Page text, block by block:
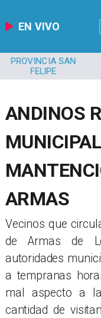
EN VIVO
PROVINCIA SAN
FELIPE
ANDINOS
ARMAS
Vecinos que
de Armas de
autoridades
a tempranas
mal aspecto a
cantidad de